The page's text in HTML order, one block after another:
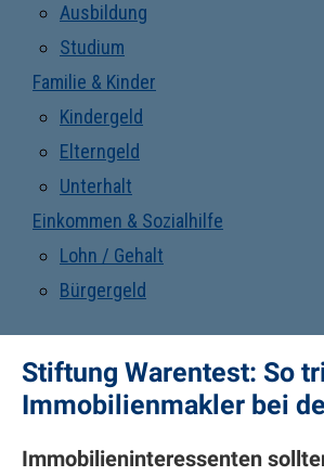
Ausbildung
Studium
Familie & Kinder
Kindergeld
Elterngeld
Unterhalt
Einkommen & Sozialhilfe
Lohn / Gehalt
Bürgergeld
Stiftung Warentest: So
Immobilienmakler bei
Immobilieninteressenten